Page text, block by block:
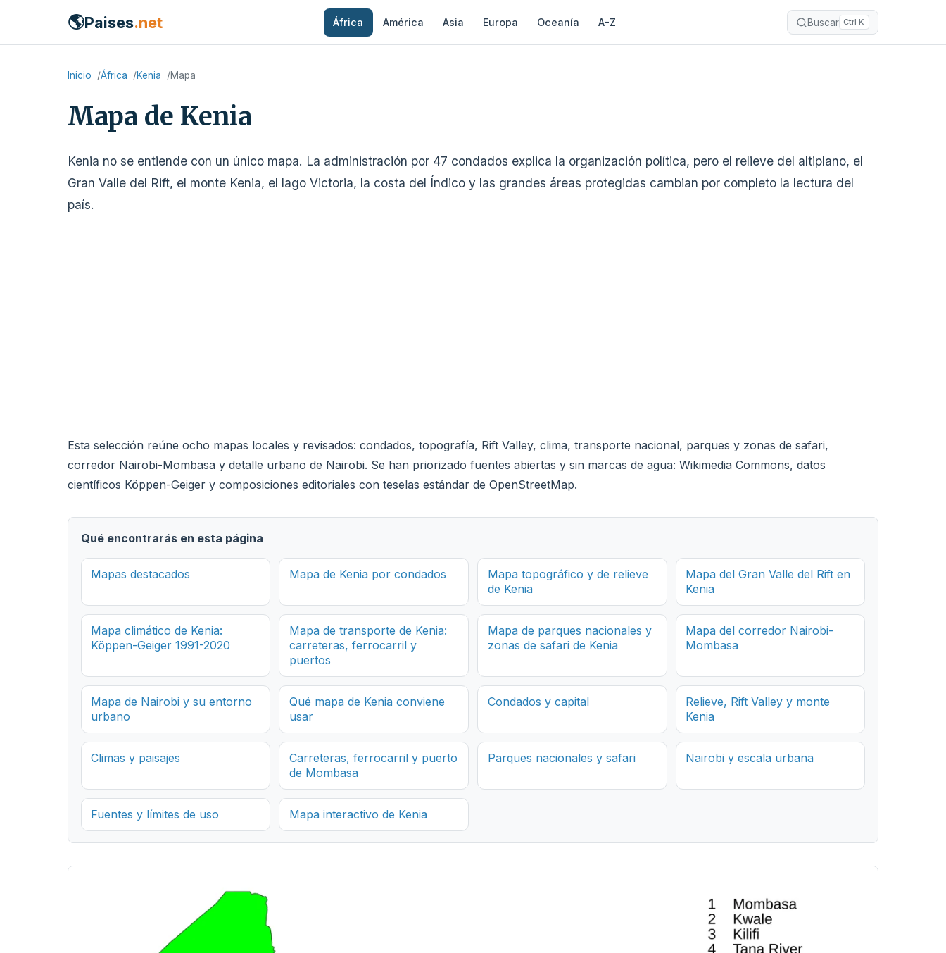
🌎Paises.net África América Asia Europa Oceanía A-Z Buscar Ctrl K
Inicio África Kenia Mapa
Mapa de Kenia
Kenia no se entiende con un único mapa. La administración por 47 condados explica la organización política, pero el relieve del altiplano, el
Gran Valle del Rift, el monte Kenia, el lago Victoria, la costa del Índico y las grandes áreas protegidas cambian por completo la lectura del
país.
Esta selección reúne ocho mapas locales y revisados: condados, topografía, Rift Valley, clima, transporte nacional, parques y zonas de safari,
corredor Nairobi-Mombasa y detalle urbano de Nairobi. Se han priorizado fuentes abiertas y sin marcas de agua: Wikimedia Commons, datos
científicos Köppen-Geiger y composiciones editoriales con teselas estándar de OpenStreetMap.
Qué encontrarás en esta página
Mapas destacados Mapa de Kenia por condados
Mapa topográfico y de relieve
de Kenia
Mapa del Gran Valle del Rift en
Kenia
Mapa climático de Kenia:
Köppen-Geiger 1991-2020
Mapa de transporte de Kenia:
carreteras, ferrocarril y
puertos
Mapa de parques nacionales y
zonas de safari de Kenia
Mapa del corredor Nairobi-
Mombasa
Mapa de Nairobi y su entorno
urbano
Qué mapa de Kenia conviene
usar
Condados y capital
Relieve, Rift Valley y monte
Kenia
Climas y paisajes
Carreteras, ferrocarril y puerto
de Mombasa
Parques nacionales y safari Nairobi y escala urbana
Fuentes y límites de uso Mapa interactivo de Kenia